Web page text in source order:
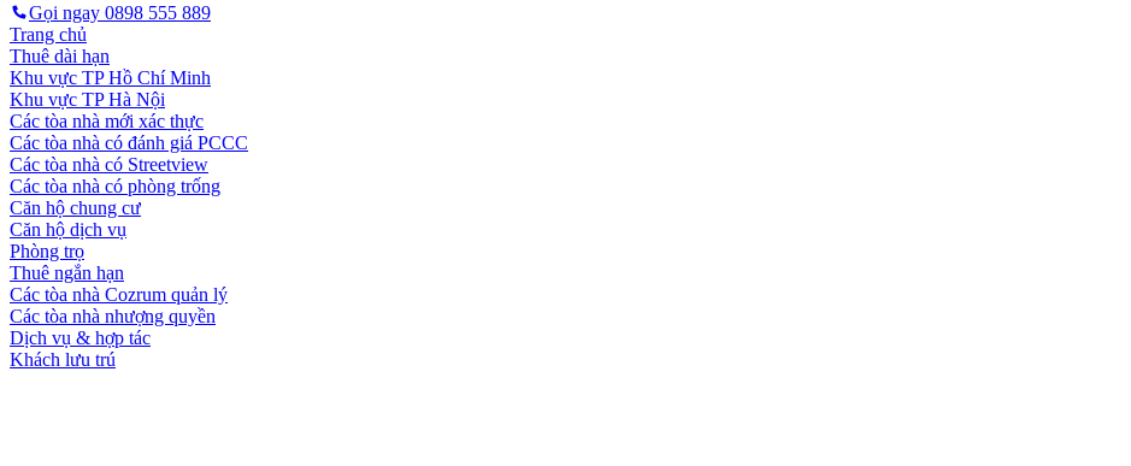
Gọi ngay 0898 555 889
Trang chủ
Thuê dài hạn
Khu vực TP Hồ Chí Minh
Khu vực TP Hà Nội
Các tòa nhà mới xác thực
Các tòa nhà có đánh giá PCCC
Các tòa nhà có Streetview
Các tòa nhà có phòng trống
Căn hộ chung cư
Căn hộ dịch vụ
Phòng trọ
Thuê ngắn hạn
Các tòa nhà Cozrum quản lý
Các tòa nhà nhượng quyền
Dịch vụ & hợp tác
Khách lưu trú